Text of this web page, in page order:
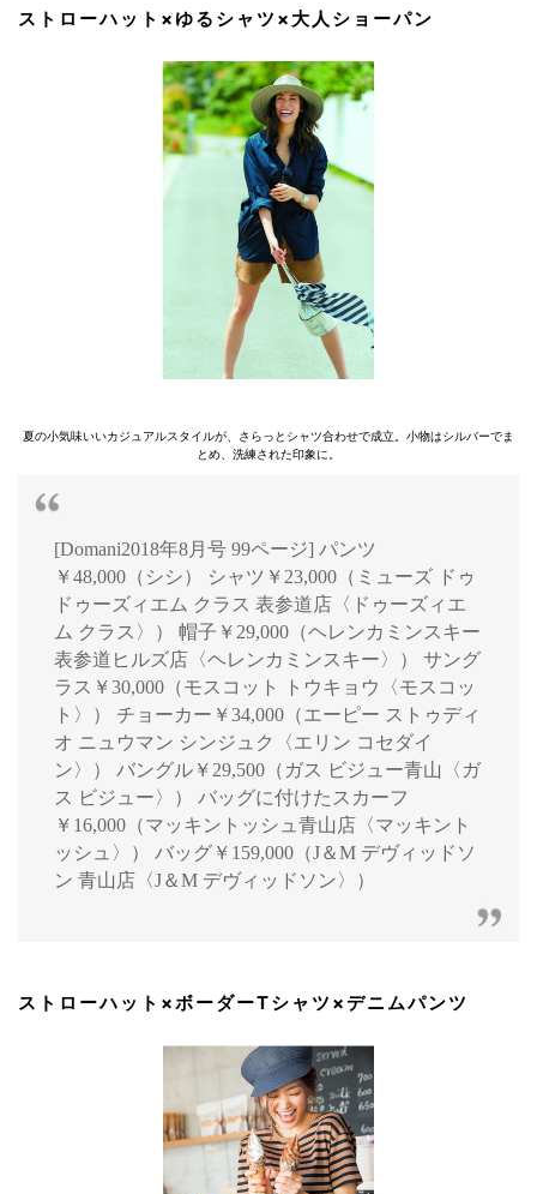
ストローハット×ゆるシャツ×大人ショーパン
夏の小気味いいカジュアルスタイルが、さらっとシャツ合わせで成立。小物はシルバーでま
とめ、洗練された印象に。
[Domani2018年8月号 99ページ] パンツ
￥48,000（シシ） シャツ￥23,000（ミューズ ドゥ
ドゥーズィエム クラス 表参道店〈ドゥーズィエ
ム クラス〉） 帽子￥29,000（ヘレンカミンスキー
表参道ヒルズ店〈ヘレンカミンスキー〉） サング
ラス￥30,000（モスコット トウキョウ〈モスコッ
ト〉） チョーカー￥34,000（エーピー ストゥディ
オ ニュウマン シンジュク〈エリン コセダイ
ン〉） バングル￥29,500（ガス ビジュー青山〈ガ
ス ビジュー〉） バッグに付けたスカーフ
￥16,000（マッキントッシュ青山店〈マッキント
ッシュ〉） バッグ￥159,000（J＆M デヴィッドソ
ン 青山店〈J＆M デヴィッドソン〉）
ストローハット×ボーダーTシャツ×デニムパンツ